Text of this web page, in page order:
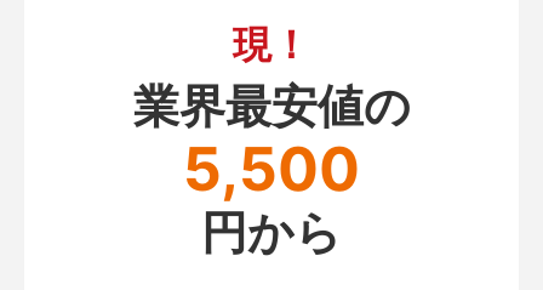
現！
業界最安値の
5,500
円から